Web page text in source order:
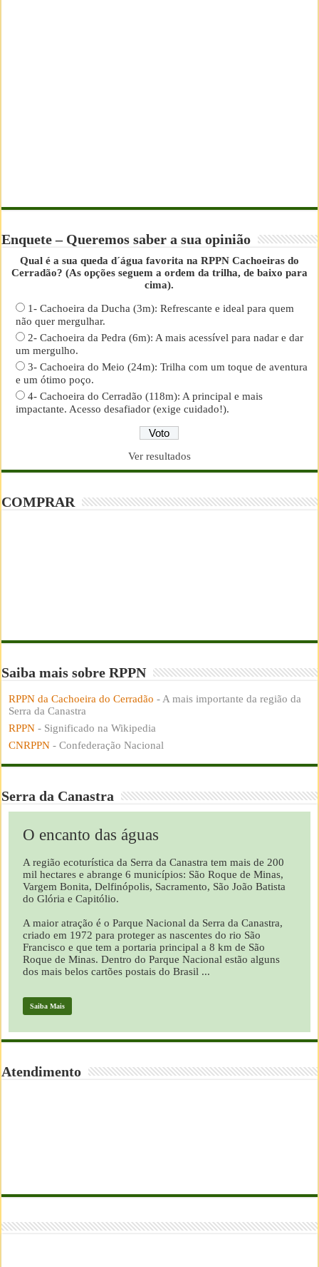
Enquete – Queremos saber a sua opinião
Qual é a sua queda d´água favorita na RPPN Cachoeiras do
Cerradão? (As opções seguem a ordem da trilha, de baixo para
cima).
1- Cachoeira da Ducha (3m): Refrescante e ideal para quem
não quer mergulhar.
2- Cachoeira da Pedra (6m): A mais acessível para nadar e dar
um mergulho.
3- Cachoeira do Meio (24m): Trilha com um toque de aventura
e um ótimo poço.
4- Cachoeira do Cerradão (118m): A principal e mais
impactante. Acesso desafiador (exige cuidado!).
Ver resultados
COMPRAR
Saiba mais sobre RPPN
RPPN da Cachoeira do Cerradão - A mais importante da região da
Serra da Canastra
RPPN - Significado na Wikipedia
CNRPPN - Confederação Nacional
Serra da Canastra
O encanto das águas
A região ecoturística da Serra da Canastra tem mais de 200
mil hectares e abrange 6 municípios: São Roque de Minas,
Vargem Bonita, Delfinópolis, Sacramento, São João Batista
do Glória e Capitólio.
A maior atração é o Parque Nacional da Serra da Canastra,
criado em 1972 para proteger as nascentes do rio São
Francisco e que tem a portaria principal a 8 km de São
Roque de Minas. Dentro do Parque Nacional estão alguns
dos mais belos cartões postais do Brasil ...
Saiba Mais
Atendimento